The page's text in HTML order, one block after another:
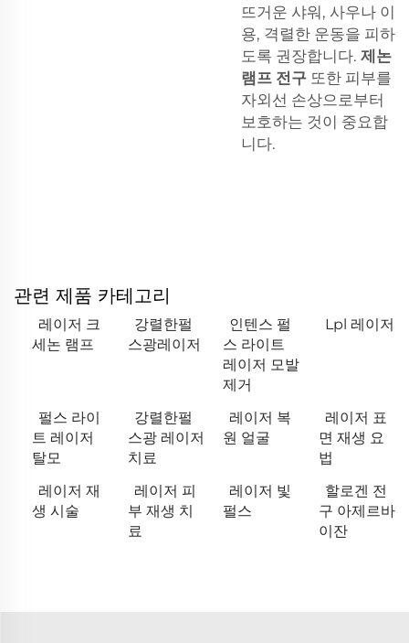
뜨거운 샤워, 사우나 이
용, 격렬한 운동을 피하
도록 권장합니다. 제논
램프 전구 또한 피부를
자외선 손상으로부터
보호하는 것이 중요합
니다.
관련 제품 카테고리
레이저 크
세논 램프
강렬한펄
스광레이저
인텐스 펄
스 라이트
레이저 모발
제거
Lpl 레이저
펄스 라이
트 레이저
탈모
강렬한펄
스광 레이저
치료
레이저 복
원 얼굴
레이저 표
면 재생 요
법
레이저 재
생 시술
레이저 피
부 재생 치
료
레이저 빛
펄스
할로겐 전
구 아제르바
이잔